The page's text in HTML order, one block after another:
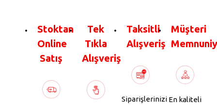
Stoktan
Online
Satış
Tek
Tıkla
Alışveriş
Taksitli
Alışveriş
Siparişlerinizi
Müşteri
En kaliteli